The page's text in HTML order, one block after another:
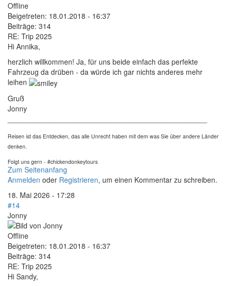
Offline
Beigetreten: 18.01.2018 - 16:37
Beiträge: 314
RE: Trip 2025
Hi Annika,
herzlich willkommen! Ja, für uns beide einfach das perfekte
Fahrzeug da drüben - da würde ich gar nichts anderes mehr
leihen
Gruß
Jonny
Reisen ist das Entdecken, das alle Unrecht haben mit dem was Sie über andere Länder
denken.
Folgt uns gern - #chickendonkeytours
Zum Seitenanfang
Anmelden oder Registrieren, um einen Kommentar zu schreiben.
18. Mai 2026 - 17:28
#14
Jonny
Offline
Beigetreten: 18.01.2018 - 16:37
Beiträge: 314
RE: Trip 2025
Hi Sandy,